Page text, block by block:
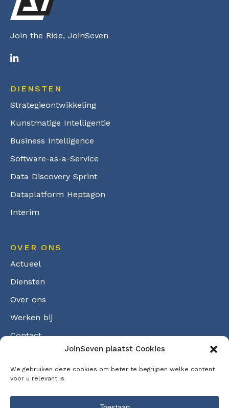
JoinSeven plaatst Cookies
We gebruiken deze cookies om beter te begrijpen welke content
voor u relevant is.
Join the Ride, JoinSeven
DIENSTEN
Strategieontwikkeling
Kunstmatige Intelligentie
Business Intelligence
Software-as-a-Service
Data Discovery Sprint
Dataplatform Heptagon
Interim
OVER ONS
Actueel
Diensten
Over ons
Werken bij
Contact